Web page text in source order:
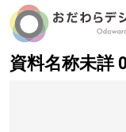
資料名称未詳